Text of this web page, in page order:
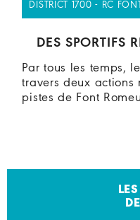
DISTRICT 1700 - RC
DES SPORTIFS
Par tous les temps,
travers deux actions
pistes de Font